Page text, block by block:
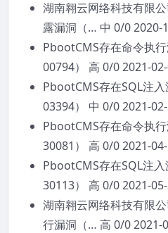
湖南翱云网络科技有限
露漏洞（… 中 0/0 2020-
PbootCMS存在命令执
00794） 高 0/0 2021-
PbootCMS存在SQL注
03394） 中 0/0 2021-
PbootCMS存在命令执
30081） 高 0/0 2021-
PbootCMS存在SQL注
30113） 高 0/0 2021-
湖南翱云网络科技有限
行漏洞（… 高 0/0 2021-